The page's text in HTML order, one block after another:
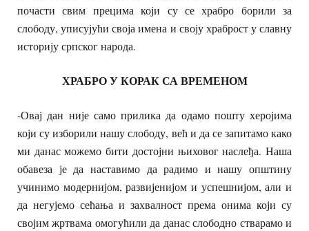
почасти свим прецима који су се храбро борили за
слободу, уписујући своја имена и своју храброст у славну
историју српског народа.
ХРАБРО У КОРАК СА ВРЕМЕНОМ
-Овај дан није само прилика да одамо пошту херојима
који су изборили нашу слободу, већ и да се запитамо како
ми данас можемо бити достојни њиховог наслеђа. Наша
обавеза је да наставимо да радимо и нашу општину
учинимо модернијом, развијенијом и успешнијом, али и
да негујемо сећања и захвалност према онима који су
својим жртвама омогућили да данас слободно стварамо и